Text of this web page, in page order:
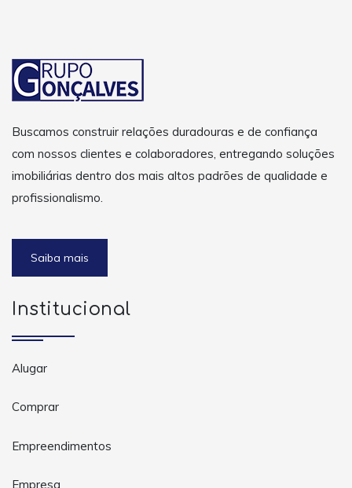
Buscamos construir relações duradouras e de confiança
com nossos clientes e colaboradores, entregando soluções
imobiliárias dentro dos mais altos padrões de qualidade e
profissionalismo.
Saiba mais
Institucional
Alugar
Comprar
Empreendimentos
Empresa